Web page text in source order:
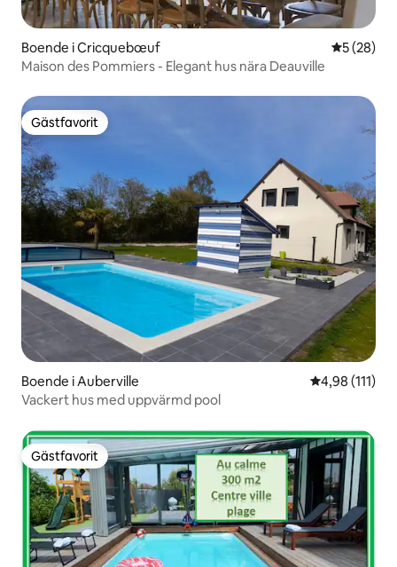
Boende i Cricquebœuf 5 av 5 i
5 (28)
Maison des Pommiers - Elegant hus nära Deauville
Gästfavorit
Gästfavorit
Boende i Auberville 4,98 av 5 i
4,98 (111)
Vackert hus med uppvärmd pool
Gästfavorit
Gästfavorit